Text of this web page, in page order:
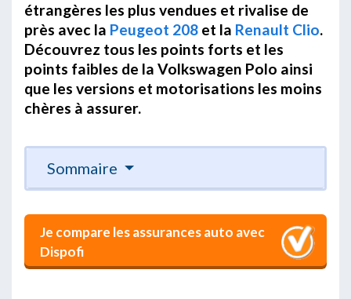
étrangères les plus vendues et rivalise de
près avec la Peugeot 208 et la Renault Clio.
Découvrez tous les points forts et les
points faibles de la Volkswagen Polo ainsi
que les versions et motorisations les moins
chères à assurer.
Sommaire
Je compare les assurances auto avec
Dispofi